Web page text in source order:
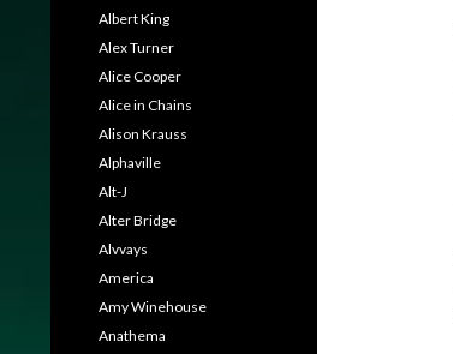
Albert King
Alex Turner
Alice Cooper
Alice in Chains
Alison Krauss
Alphaville
Alt-J
Alter Bridge
Alvvays
America
Amy Winehouse
Anathema